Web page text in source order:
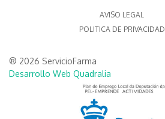
AVISO LEGAL
POLITICA DE PRIVACIDAD
® 2026 ServicioFarma
Desarrollo Web Quadralia